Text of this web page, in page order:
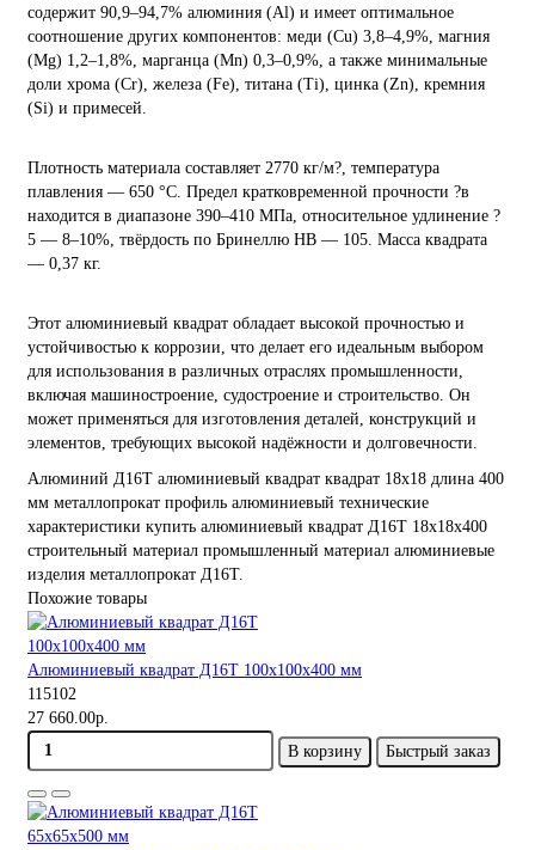
содержит 90,9–94,7% алюминия (Al) и имеет оптимальное
соотношение других компонентов: меди (Cu) 3,8–4,9%, магния
(Mg) 1,2–1,8%, марганца (Mn) 0,3–0,9%, а также минимальные
доли хрома (Cr), железа (Fe), титана (Ti), цинка (Zn), кремния
(Si) и примесей.
Плотность материала составляет 2770 кг/м?, температура
плавления — 650 °C. Предел кратковременной прочности ?в
находится в диапазоне 390–410 МПа, относительное удлинение ?
5 — 8–10%, твёрдость по Бринеллю HB — 105. Масса квадрата
— 0,37 кг.
Этот алюминиевый квадрат обладает высокой прочностью и
устойчивостью к коррозии, что делает его идеальным выбором
для использования в различных отраслях промышленности,
включая машиностроение, судостроение и строительство. Он
может применяться для изготовления деталей, конструкций и
элементов, требующих высокой надёжности и долговечности.
Алюминий Д16Т алюминиевый квадрат квадрат 18х18 длина 400
мм металлопрокат профиль алюминиевый технические
характеристики купить алюминиевый квадрат Д16Т 18х18х400
строительный материал промышленный материал алюминиевые
изделия металлопрокат Д16Т.
Похожие товары
Алюминиевый квадрат Д16Т 100х100х400 мм
115102
27 660.00р.
В корзину
Быстрый заказ